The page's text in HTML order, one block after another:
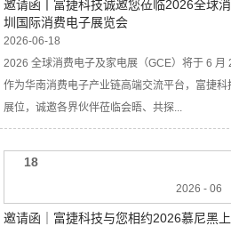
邀请函丨富捷科技诚邀您莅临2026全球
圳国际消费电子展览会
2026-06-18
2026 全球消费电子及家电展（GCE）将于 6 月
作为华南消费电子产业链高端交流平台，富捷
展位，诚邀各界伙伴莅临会晤、共探...
18
2026 - 06
邀请函｜富捷科技与您相约2026慕尼黑上